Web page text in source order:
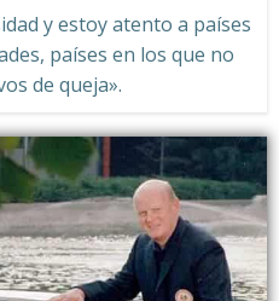
y estoy atento a países
países en los que no
de queja».